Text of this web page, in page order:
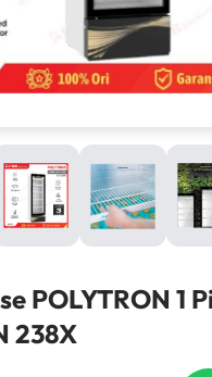
POLYTRON 1
238X